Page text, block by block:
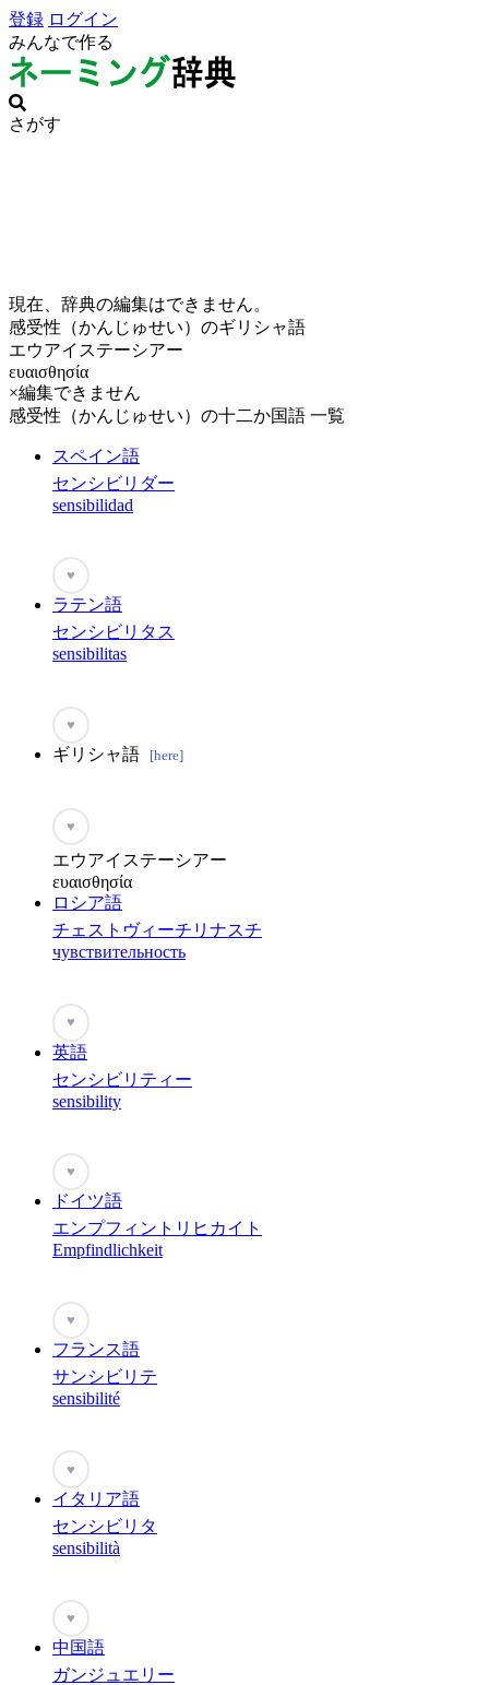
登録 ログイン
みんなで作る
さがす
現在、辞典の編集はできません。
感受性（かんじゅせい）のギリシャ語
エウアイステーシアー
ευαισθησία
×編集できません
感受性（かんじゅせい）の十二か国語 一覧
スペイン語
センシビリダー
sensibilidad
♥
ラテン語
センシビリタス
sensibilitas
♥
ギリシャ語 [here]
♥
エウアイステーシアー
ευαισθησία
ロシア語
チェストヴィーチリナスチ
чувствительность
♥
英語
センシビリティー
sensibility
♥
ドイツ語
エンプフィントリヒカイト
Empfindlichkeit
♥
フランス語
サンシビリテ
sensibilité
♥
イタリア語
センシビリタ
sensibilità
♥
中国語
ガンジュエリー